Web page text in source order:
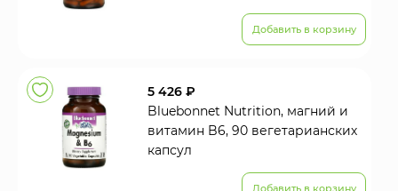
Добавить в корзину
5 426 ₽
Bluebonnet Nutrition, магний и
витамин B6, 90 вегетарианских
капсул
Добавить в корзину